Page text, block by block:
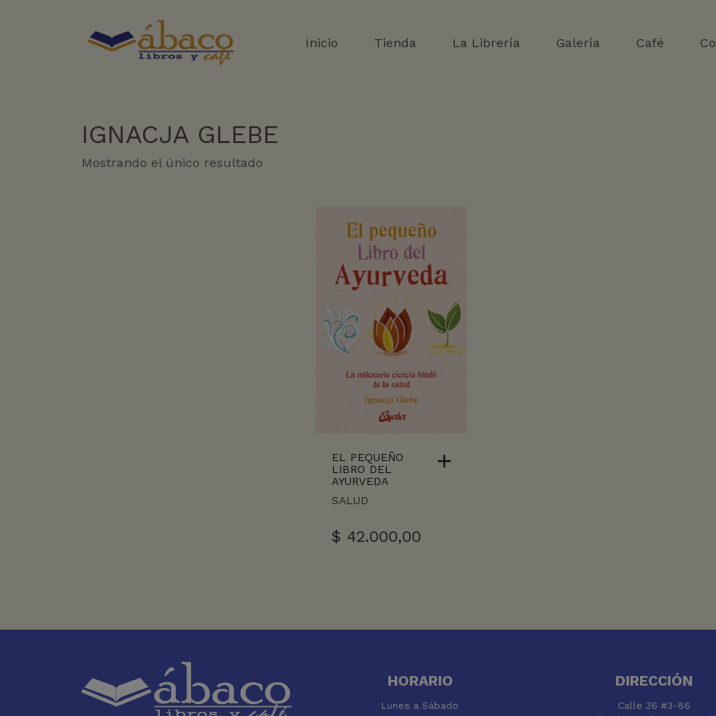
Inicio Tienda La Librería Galería Café
IGNACJA GLEBE
Mostrando el único resultado
EL PEQUEÑO
LIBRO DEL
AYURVEDA
SALUD
$ 42.000,00
HORARIO
Lunes a Sábado
DIRECCIÓN
Calle 36 #3-86